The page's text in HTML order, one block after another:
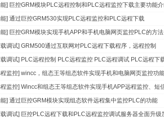
] 巨控GRM模块PLC远程控制和PLC远程监控下载主要功能
] 通过巨控GRM530实现PLC远程监控和PLC远程下载
] 巨控GRM模块实现手机APP和手机电脑网页监控PLC的方法
调试] GRM500通过互联网对PLC远程下载程序，远程控制
调试] PLC远程控制 PLC远程监控 PLC远程调试 PLC远程下
监控] wincc，组态王等组态软件实现手机和电脑网页监控功
监控] Wincc和组态王等组态软件实现手机APP远程监控、短
] 通过巨控GRM模块实现组态软件远程集中监控PLC的功能
调试] 巨控PLC远程下载和PLC远程监控调试服务器全面升级